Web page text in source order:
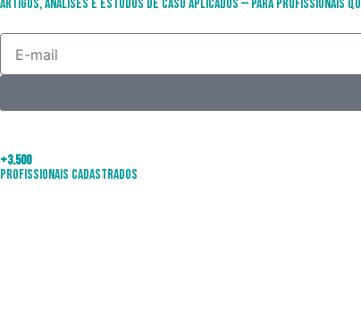
Artigos, análises e estudos de caso aplicados — para profissionais
+3.500
Profissionais Cadastrados